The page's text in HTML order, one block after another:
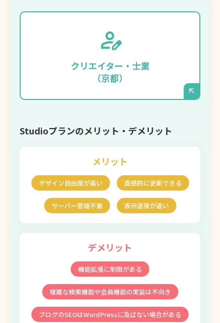
クリエイター・士業
（京都）
ご自身のポートフォリオ（制作実績）や世界
観を、デザインにこだわって表現したいデザ
イナー、建築家、コンサルタントの方などに
も選ばれています。
Studioプランのメリット・デメリット
メリット
デザイン自由度が高い 直感的に更新できる
サーバー管理不要 表示速度が速い
デメリット
機能拡張に制限がある
複雑な検索機能や会員機能の実装は不向き
ブログのSEOはWordPressに及ばない場合がある